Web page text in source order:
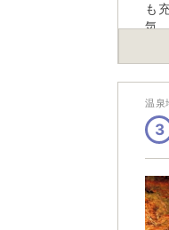
も
気
温泉
3